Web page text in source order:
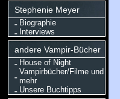
Stephenie Meyer
Biographie
Interviews
andere Vampir-Bücher
House of Night
Vampirbücher/Filme und
mehr
Unsere Buchtipps